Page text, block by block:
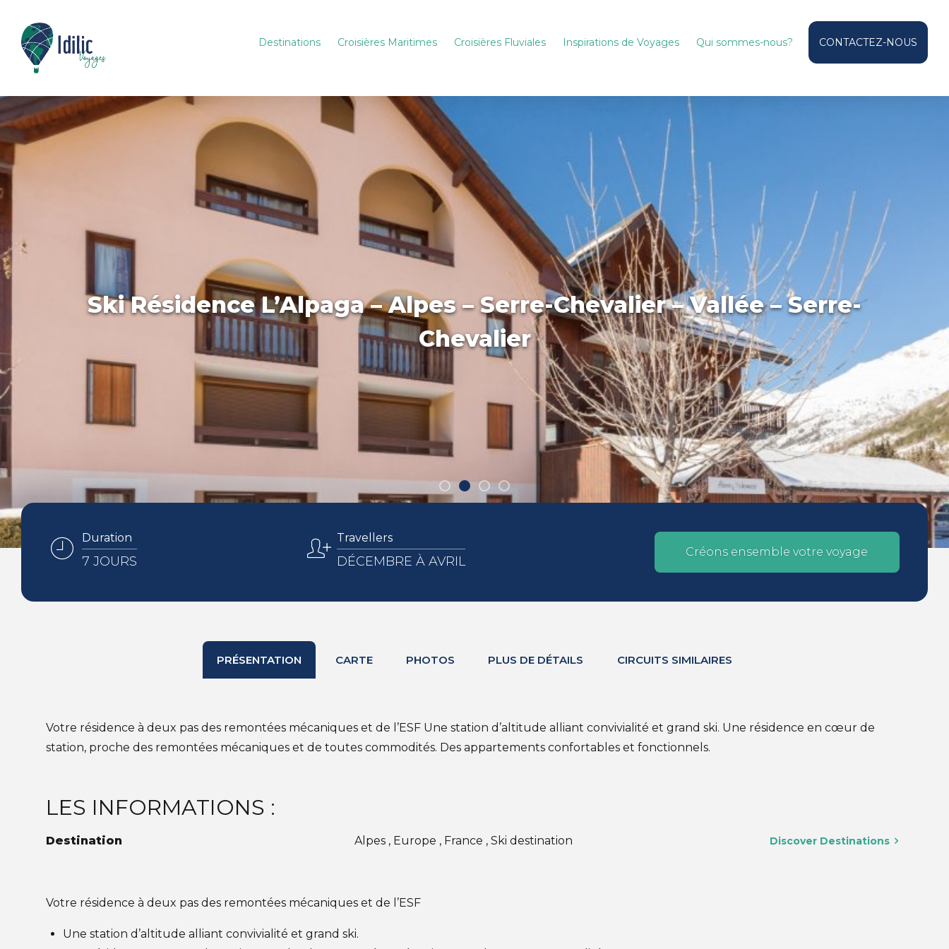
Destinations Croisières Maritimes Croisières Fluviales Inspirations de Voyages Qui sommes-nous? CONTACTEZ-NOUS
Ski Résidence L’Alpaga – Alpes – Serre-Chevalier – Vallée – Serre-
Chevalier
Duration
7 JOURS
Travellers
DÉCEMBRE À AVRIL
Créons ensemble votre voyage
PRÉSENTATION CARTE PHOTOS PLUS DE DÉTAILS CIRCUITS SIMILAIRES
Votre résidence à deux pas des remontées mécaniques et de l’ESF Une station d’altitude alliant convivialité et grand ski. Une résidence en cœur de
station, proche des remontées mécaniques et de toutes commodités. Des appartements confortables et fonctionnels.
LES INFORMATIONS :
Destination Alpes , Europe , France , Ski destination Discover Destinations
Votre résidence à deux pas des remontées mécaniques et de l’ESF
Une station d’altitude alliant convivialité et grand ski.